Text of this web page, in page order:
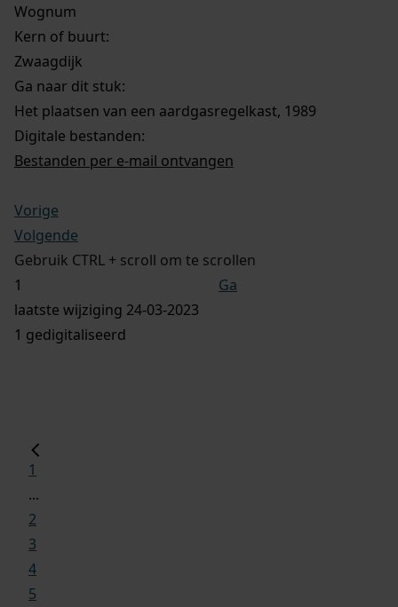
Wognum
Kern of buurt:
Zwaagdijk
Ga naar dit stuk:
Het plaatsen van een aardgasregelkast, 1989
Digitale bestanden:
Bestanden per e-mail ontvangen
Vorige
Volgende
Gebruik CTRL + scroll om te scrollen
Ga
laatste wijziging 24-03-2023
1 gedigitaliseerd
1
...
2
3
4
5